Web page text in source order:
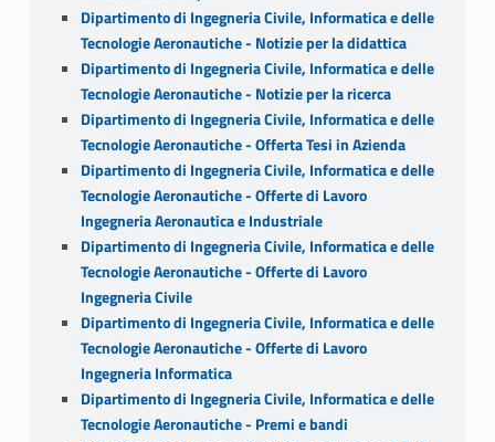
Dipartimento di Ingegneria Civile, Informatica e delle
Tecnologie Aeronautiche - Notizie per la didattica
Dipartimento di Ingegneria Civile, Informatica e delle
Tecnologie Aeronautiche - Notizie per la ricerca
Dipartimento di Ingegneria Civile, Informatica e delle
Tecnologie Aeronautiche - Offerta Tesi in Azienda
Dipartimento di Ingegneria Civile, Informatica e delle
Tecnologie Aeronautiche - Offerte di Lavoro
Ingegneria Aeronautica e Industriale
Dipartimento di Ingegneria Civile, Informatica e delle
Tecnologie Aeronautiche - Offerte di Lavoro
Ingegneria Civile
Dipartimento di Ingegneria Civile, Informatica e delle
Tecnologie Aeronautiche - Offerte di Lavoro
Ingegneria Informatica
Dipartimento di Ingegneria Civile, Informatica e delle
Tecnologie Aeronautiche - Premi e bandi